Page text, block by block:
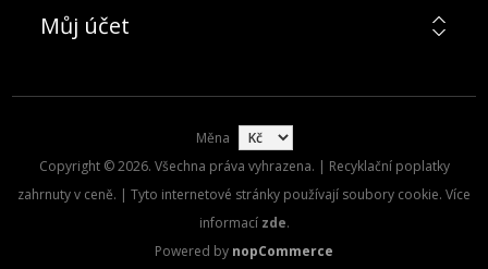
Můj účet
Měna
Copyright © 2026. Všechna práva vyhrazena. | Recyklační poplatky
zahrnuty v ceně. | Tyto internetové stránky používají soubory cookie. Více
informací zde.
Powered by nopCommerce